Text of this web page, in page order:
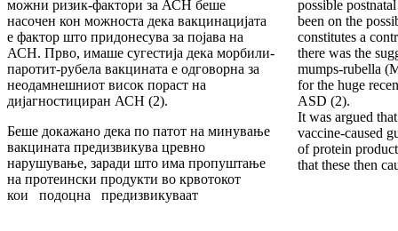
можни ризик-фактори за АСН беше
насочен кон можноста дека вакцинацијата
е фактор што придонесува за појава на
АСН. Прво, имаше сугестија дека морбили-
паротит-рубела вакцината е одговорна за
неодамнешниот висок пораст на
дијагностициран АСН (2).
Беше докажано дека по патот на минување
вакцината предизвикува цревно
нарушување, заради што има пропуштање
на протеински продукти во крвотокот
кои подоцна предизвикуваат
possible
been on the
constitutes a
there was the
mumps-rubella
for the huge
ASD (2).
It was argued
vaccine-caused
of protein
that these then